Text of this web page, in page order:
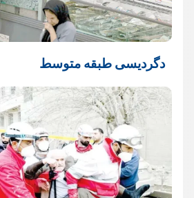
دگردیسی طبقه متوسط